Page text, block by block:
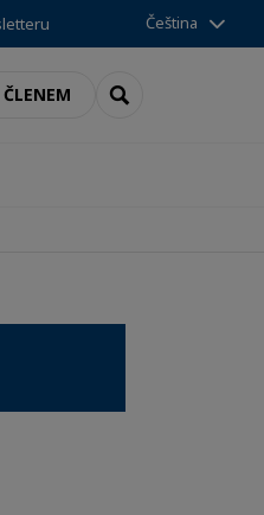
Čeština
SEARCH